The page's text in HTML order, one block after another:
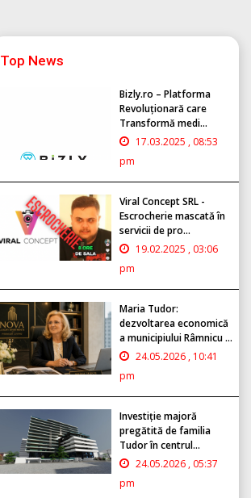
Top News
Bizly.ro – Platforma
Revoluționară care
Transformă medi...
17.03.2025 , 08:53
pm
Viral Concept SRL -
Escrocherie mascată în
servicii de pro...
19.02.2025 , 03:06
pm
Maria Tudor:
dezvoltarea economică
a municipiului Râmnicu ...
24.05.2026 , 10:41
pm
Investiție majoră
pregătită de familia
Tudor în centrul...
24.05.2026 , 05:37
pm